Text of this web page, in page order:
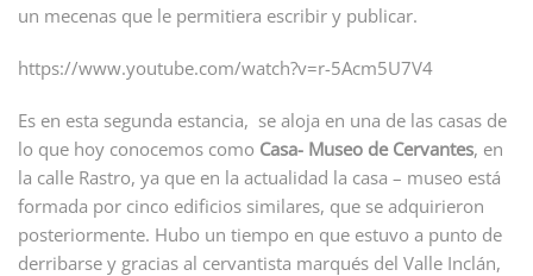
un mecenas que le permitiera escribir y publicar.
https://www.youtube.com/watch?v=r-5Acm5U7V4
Es en esta segunda estancia, se aloja en una de las casas de
lo que hoy conocemos como Casa- Museo de Cervantes, en
la calle Rastro, ya que en la actualidad la casa – museo está
formada por cinco edificios similares, que se adquirieron
posteriormente. Hubo un tiempo en que estuvo a punto de
derribarse y gracias al cervantista marqués del Valle Inclán,